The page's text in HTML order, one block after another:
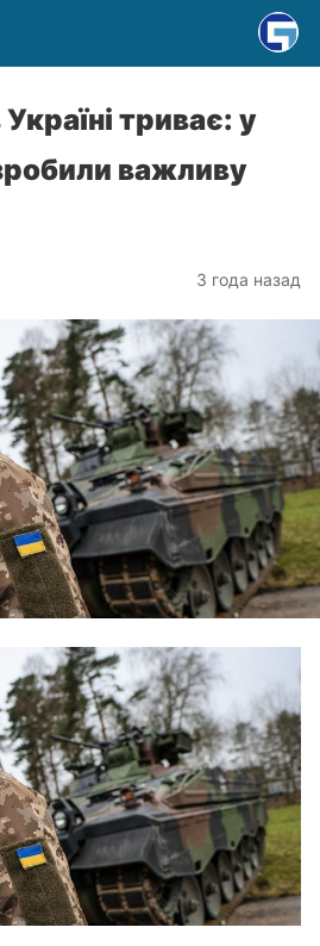
Україні триває: у
важливу
3 года назад